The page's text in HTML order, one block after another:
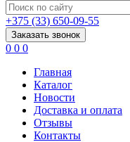
+375 (33) 650-09-55
Заказать звонок
0 0 0
Главная
Каталог
Новости
Доставка и оплата
Отзывы
Контакты